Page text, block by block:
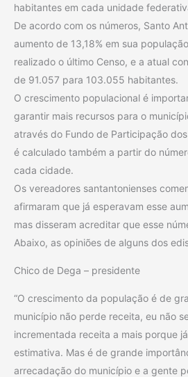
habitantes em cada unidade
De acordo com os números, Santo
aumento de 13,18% em sua
realizado o último Censo, e a atual
de 91.057 para 103.055 habitantes.
O crescimento populacional é
garantir mais recursos para o
através do Fundo de Participação
é calculado também a partir do
cada cidade.
Os vereadores santantonienses
afirmaram que já esperavam esse
mas disseram acreditar que esse
Abaixo, as opiniões de alguns dos
Chico de Dega – presidente
“O crescimento da população é de
município não perde receita, eu não
incrementada receita a mais porque
estimativa. Mas é de grande
arrecadação do município e a gente